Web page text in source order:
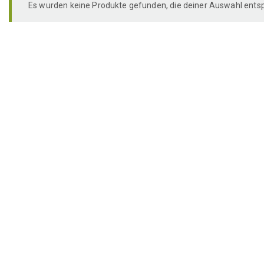
Es wurden keine Produkte gefunden, die deiner Auswahl